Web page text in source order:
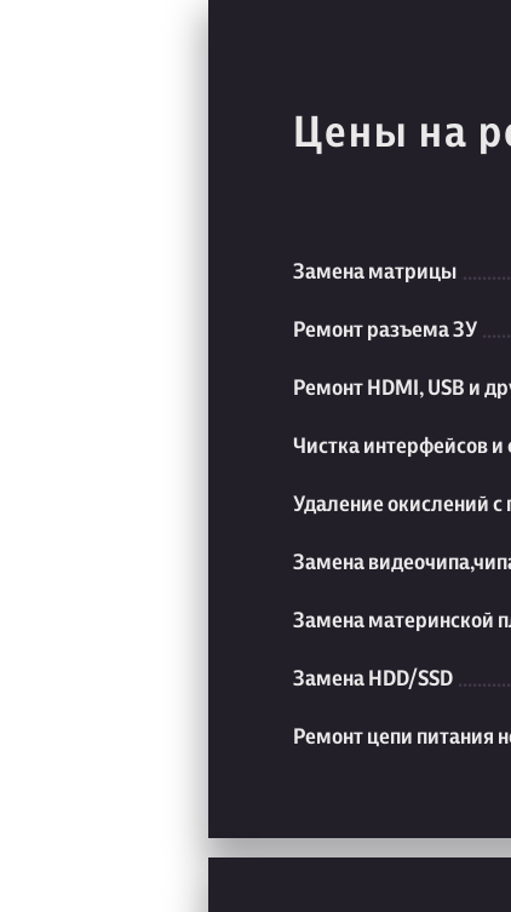
Цены на
Замена матрицы
Ремонт разъема ЗУ
Ремонт HDMI, USB и
Чистка интерфейсов
Удаление окислений с
Замена
Замена материнской
Замена HDD/SSD
Ремонт цепи питания